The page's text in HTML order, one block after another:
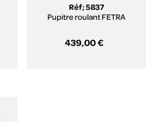
Réf; 5837
Pupitre roulant FETRA
439,00 €